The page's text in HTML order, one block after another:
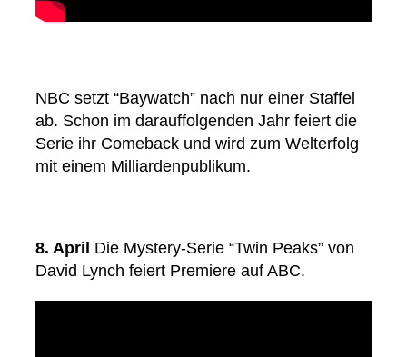
NBC setzt “Baywatch” nach nur einer Staffel
ab. Schon im darauffolgenden Jahr feiert die
Serie ihr Comeback und wird zum Welterfolg
mit einem Milliardenpublikum.
8. April Die Mystery-Serie “Twin Peaks” von
David Lynch feiert Premiere auf ABC.